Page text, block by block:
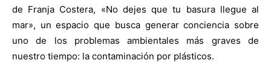
de Franja Costera, «No dejes que tu basura llegue al
mar», un espacio que busca generar conciencia sobre
uno de los problemas ambientales más graves de
nuestro tiempo: la contaminación por plásticos.